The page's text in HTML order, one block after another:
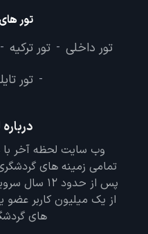
تور
تور داخلی - تور ترکیه -
- تور
وب سایت لحظه آخر با
پس از
از یک میلیون کاربر عضو
های